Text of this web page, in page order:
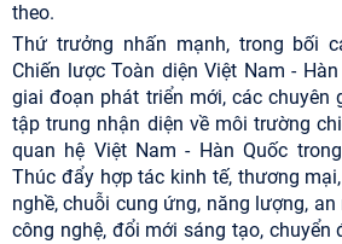
theo.
Thứ trưởng nhấn mạnh, trong bối
Chiến lược Toàn diện Việt Nam -
giai đoạn phát triển mới, các chuyên
tập trung nhận diện về môi trường
quan hệ Việt Nam - Hàn Quốc
Thúc đẩy hợp tác kinh tế, thương
nghề, chuỗi cung ứng, năng lượng,
công nghệ, đổi mới sáng tạo, chuyển